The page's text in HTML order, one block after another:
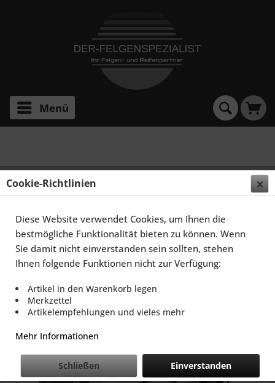
Menü
SCHMIDT FELGEN 16 ZOLL RETRO-ML FÜR FORD
ESCORT, HIGHGLOSS SILBER
Cookie-Richtlinien
Diese Website verwendet Cookies, um Ihnen die
bestmögliche Funktionalität bieten zu können. Wenn
Sie damit nicht einverstanden sein sollten, stehen
Ihnen folgende Funktionen nicht zur Verfügung:
Artikel in den Warenkorb legen
Merkzettel
Artikelempfehlungen und vieles mehr
Mehr Informationen
Einverstanden
Schließen